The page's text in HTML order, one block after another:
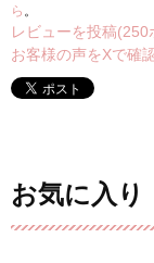
ら 。
レビューを投稿
お客様の声をXで確
お気に入り